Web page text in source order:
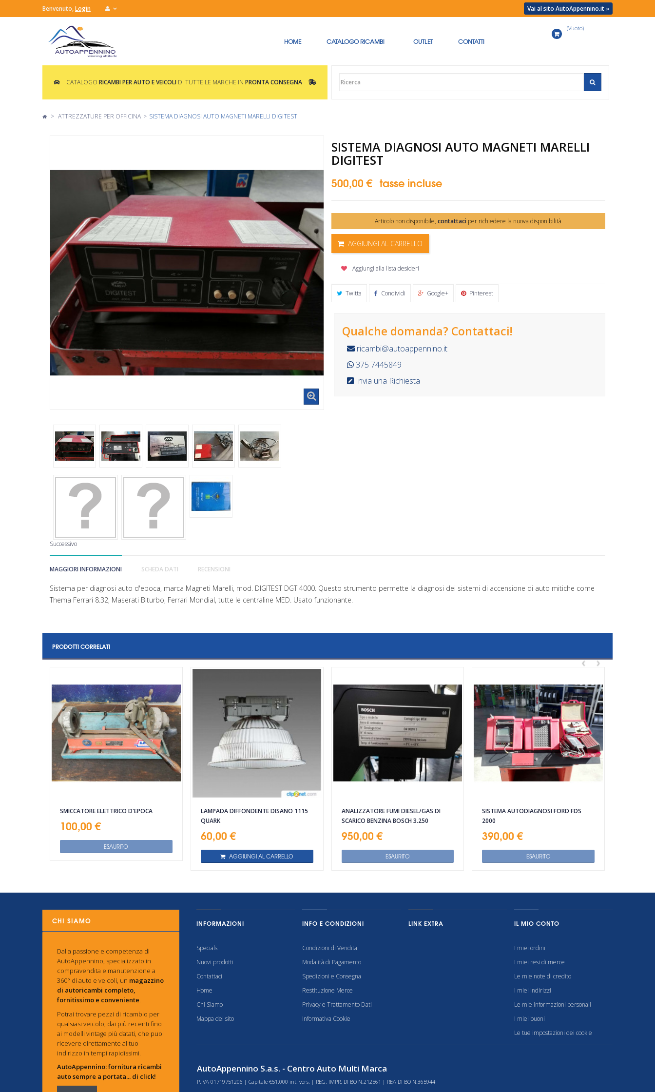
Vai al sito AutoAppennino.it »
Benvenuto,Login
HOME CATALOGO RICAMBI OUTLET CONTATTI
(Vuoto)
CATALOGO RICAMBI PER AUTO E VEICOLI DI TUTTE LE MARCHE IN PRONTA CONSEGNA
> ATTREZZATURE PER OFFICINA > SISTEMA DIAGNOSI AUTO MAGNETI MARELLI DIGITEST
Successivo
SISTEMA DIAGNOSI AUTO MAGNETI MARELLI
DIGITEST
500,00 € tasse incluse
Articolo non disponibile,contattaci per richiedere la nuova disponibilità
AGGIUNGI AL CARRELLO
Aggiungi alla lista desideri
Twitta Condividi Google+ Pinterest
Qualche domanda? Contattaci!
ricambi@autoappennino.it
375 7445849
Invia una Richiesta
MAGGIORI INFORMAZIONI SCHEDA DATI RECENSIONI
Sistema per diagnosi auto d'epoca, marca Magneti Marelli, mod. DIGITEST DGT 4000. Questo strumento permette la diagnosi dei sistemi di accensione di auto mitiche come
Thema Ferrari 8.32, Maserati Biturbo, Ferrari Mondial, tutte le centraline MED. Usato funzionante.
PRODOTTI CORRELATI
‹ ›
SMICCATORE ELETTRICO D'EPOCA
100,00 €
ESAURITO
LAMPADA DIFFONDENTE DISANO 1115
QUARK
60,00 €
AGGIUNGI AL CARRELLO
ANALIZZATORE FUMI DIESEL/GAS DI
SCARICO BENZINA BOSCH 3.250
950,00 €
ESAURITO
SISTEMA AUTODIAGNOSI FORD FDS
2000
390,00 €
ESAURITO
CHI SIAMO
Dalla passione e competenza di
AutoAppennino, specializzato in
compravendita e manutenzione a
360° di auto e veicoli, un magazzino
di autoricambi completo,
fornitissimo e conveniente.
Potrai trovare pezzi di ricambio per
qualsiasi veicolo, dai più recenti fino
ai modelli vintage più datati, che puoi
ricevere direttamente al tuo
indirizzo in tempi rapidissimi.
AutoAppennino: fornitura ricambi
auto sempre a portata... di click!
INFORMAZIONI
Specials
Nuovi prodotti
Contattaci
Home
Chi Siamo
Mappa del sito
INFO E CONDIZIONI
Condizioni di Vendita
Modalità di Pagamento
Spedizioni e Consegna
Restituzione Merce
Privacy e Trattamento Dati
Informativa Cookie
LINK EXTRA IL MIO CONTO
I miei ordini
I miei resi di merce
Le mie note di credito
I miei indirizzi
Le mie informazioni personali
I miei buoni
Le tue impostazioni dei cookie
AutoAppennino S.a.s. - Centro Auto Multi Marca
P.IVA 01719751206 | Capitale €51.000 int. vers. | REG. IMPR. DI BO N.212561 | REA DI BO N.365944